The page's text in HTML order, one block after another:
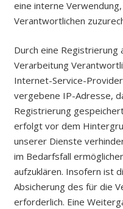
eine interne
Verantwortlichen
Durch eine
Verarbeitung
Internet-Service-
vergebene IP-Adresse,
Registrierung
erfolgt vor dem
unserer Dienste
im Bedarfsfall
aufzuklären. Insofern ist
Absicherung des für die
erforderlich. Eine